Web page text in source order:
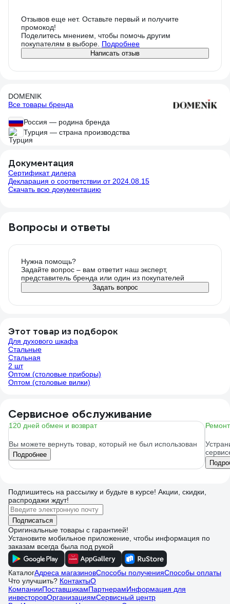
Отзывов еще нет. Оставьте первый и получите
промокод!
Поделитесь мнением, чтобы помочь другим
покупателям в выборе. Подробнее
Написать отзыв
DOMENIK
Все товары бренда
Россия — родина бренда
Турция — страна производства
Документация
Сертификат дилера
Декларация о соответствии от 2024.08.15
Скачать всю документацию
Вопросы и ответы
Нужна помощь?
Задайте вопрос – вам ответит наш эксперт,
представитель бренда или один из покупателей
Задать вопрос
Этот товар из подборок
Для духового шкафа
Стальные
Стальная
2 шт
Оптом (столовые приборы)
Оптом (столовые вилки)
Сервисное обслуживание
120 дней обмен и возврат
Вы можете вернуть товар, который не был использован
Подробнее
Подпишитесь на рассылку и будьте в курсе! Акции, скидки,
распродажи ждут!
Подписаться
Оригинальные товары с гарантией!
Установите мобильное приложение, чтобы информация по
заказам всегда была под рукой
КаталогАдреса магазиновСпособы полученияСпособы оплаты
Что улучшить? КонтактыО
КомпанииПоставщикамПартнерамИнформация для
инвесторовОрганизациямСервисный центр